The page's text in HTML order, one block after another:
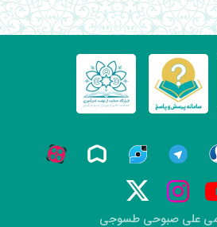
علی صبوحی طسوجی